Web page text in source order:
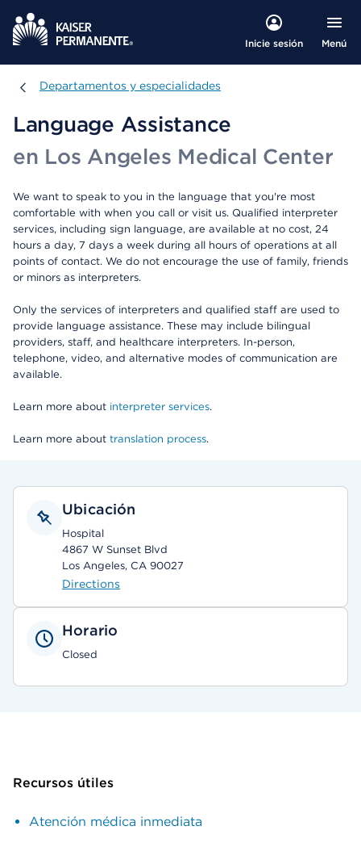
Inicie sesión Menú
Departamentos y especialidades
Departamentos y especialidades
Language Assistance
en Los Angeles Medical Center
We want to speak to you in the language that you're most
comfortable with when you call or visit us. Qualified interpreter
services, including sign language, are available at no cost, 24
hours a day, 7 days a week during all hours of operations at all
points of contact. We do not encourage the use of family, friends
or minors as interpreters.
Only the services of interpreters and qualified staff are used to
provide language assistance. These may include bilingual
providers, staff, and healthcare interpreters. In-person,
telephone, video, and alternative modes of communication are
available.
Learn more about interpreter services.
Learn more about translation process.
Ubicación
Hospital
4867 W Sunset Blvd
Los Angeles, CA 90027
Directions
Horario
Closed
Recursos útiles
Atención médica inmediata